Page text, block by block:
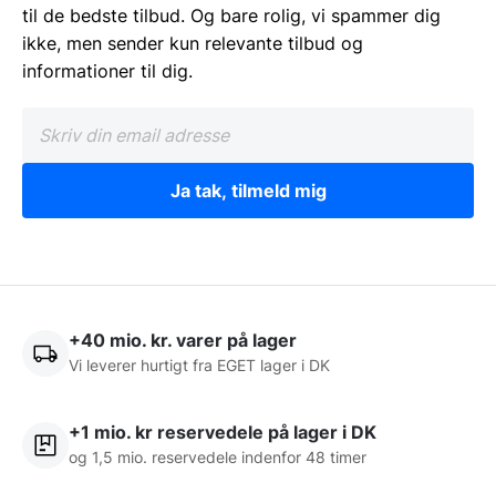
til de bedste tilbud. Og bare rolig, vi spammer dig
ikke, men sender kun relevante tilbud og
informationer til dig.
Ja tak, tilmeld mig
+40 mio. kr. varer på lager
Vi leverer hurtigt fra EGET lager i DK
+1 mio. kr reservedele på lager i DK
og 1,5 mio. reservedele indenfor 48 timer